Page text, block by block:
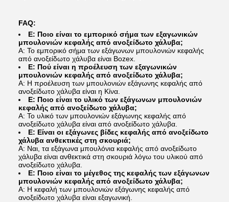
FAQ:
Ε: Ποιο είναι το εμπορικό σήμα των εξαγωνικών
μπουλονιών κεφαλής από ανοξείδωτο χάλυβα;
Α: Το εμπορικό σήμα των εξάγωνων μπουλονιών κεφαλής
από ανοξείδωτο χάλυβα είναι Bozex.
Ε: Πού είναι η προέλευση των εξαγωνικών
μπουλονιών κεφαλής από ανοξείδωτο χάλυβα;
Α: Η προέλευση των μπουλονιών εξάγωνης κεφαλής από
ανοξείδωτο χάλυβα είναι η Κίνα.
Ε: Ποιο είναι το υλικό των εξάγωνων μπουλονιών
κεφαλής από ανοξείδωτο χάλυβα;
Α: Το υλικό των μπουλονιών εξάγωνης κεφαλής από
ανοξείδωτο χάλυβα είναι από ανοξείδωτο χάλυβα.
Ε: Είναι οι εξάγωνες βίδες κεφαλής από ανοξείδωτο
χάλυβα ανθεκτικές στη σκουριά;
Α: Ναι, τα εξάγωνα μπουλόνια κεφαλής από ανοξείδωτο
χάλυβα είναι ανθεκτικά στη σκουριά λόγω του υλικού από
ανοξείδωτο χάλυβα.
Ε: Ποιο είναι το μέγεθος της κεφαλής των εξάγωνων
μπουλονιών κεφαλής από ανοξείδωτο χάλυβα;
Α: Η κεφαλή των μπουλονιών εξάγωνης κεφαλής από
ανοξείδωτο χάλυβα είναι εξαγωνική.